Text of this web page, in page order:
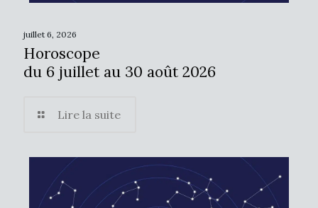
juillet 6, 2026
Horoscope
du 6 juillet au 30 août 2026
Lire la suite